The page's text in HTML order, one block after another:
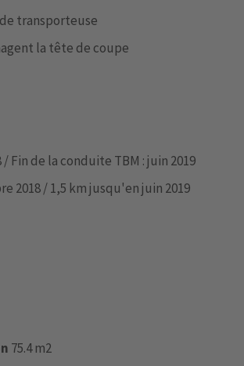
transporteuse
la tête de coupe
Fin de la conduite TBM : juin 2019
2018 / 1,5 km jusqu'en juin 2019
75.4 m2